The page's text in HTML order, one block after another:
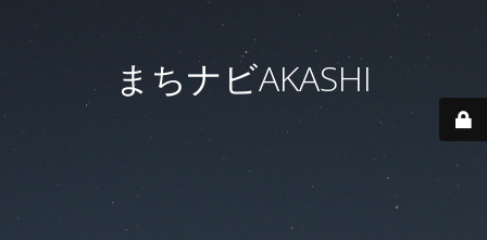
まちナビAKASHI